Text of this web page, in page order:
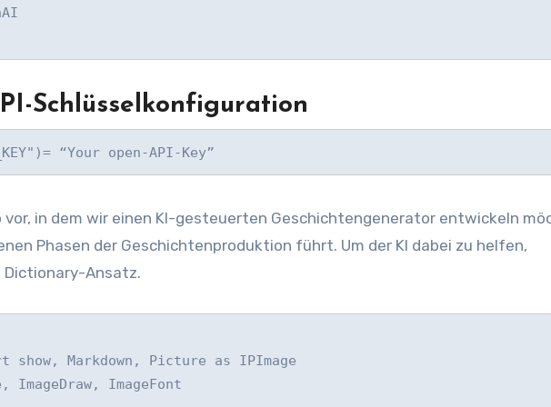
Schlüsselkonfiguration
“Your open-API-Key”
vor, in dem wir einen KI-gesteuerten Geschichtengenerator entwickeln
Phasen der Geschichtenproduktion führt. Um der KI dabei zu helfen,
Dictionary-Ansatz.
show, Markdown, Picture as IPImage
ImageFont